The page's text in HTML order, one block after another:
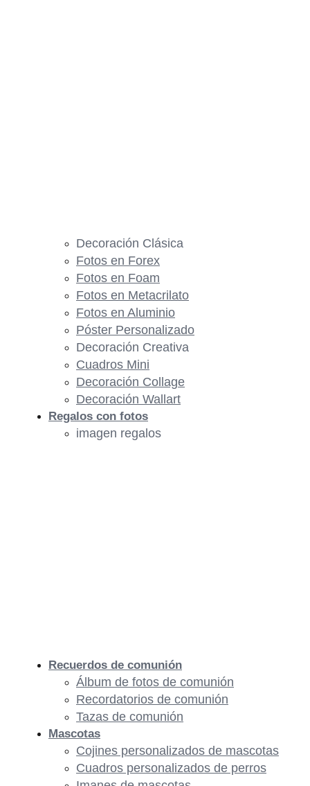
Decoración Clásica
Fotos en Forex
Fotos en Foam
Fotos en Metacrilato
Fotos en Aluminio
Póster Personalizado
Decoración Creativa
Cuadros Mini
Decoración Collage
Decoración Wallart
Regalos con fotos
imagen regalos
Recuerdos de comunión
Álbum de fotos de comunión
Recordatorios de comunión
Tazas de comunión
Mascotas
Cojines personalizados de mascotas
Cuadros personalizados de perros